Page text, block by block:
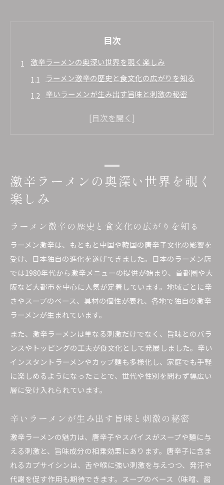
目次
激辛ラーメンの奥深い世界を覗く楽しみ
ラーメン激辛の歴史と食文化の広がりを知る
辛いラーメンが生み出す旨味と刺激の秘密
辛さレベルで楽しむラーメンの多様な世界観
ラーメン激辛を美味しく味わうコツとポイント
辛いラーメンと相性抜群なトッピングの選び方
ラーメンの辛さレベル別おすすめの楽しみ方
話題の激辛インスタントラーメン比較
インスタント激辛ラーメンの人気商品を解説
ラーメン激辛インスタントの辛さレベルを比較
辛いラーメンインスタントの選び方と特徴
激辛カップラーメンの魅力とおすすめポイント
インスタントラーメン激辛の味と香りを徹底比
較
ラーメン好きなら知っておきたい辛さの魅力
ラーメン激辛がもたらす深い刺激と満足感
辛さが際立つラーメンの美味しさの理由
ラーメン激辛を楽しむための味覚のポイント
ラーメンの辛味と旨味のバランスを探る
健康面も押さえた激辛ラーメンの選び方
ラーメン激辛を選ぶ際の健康チェックポイント
激辛ラーメンの奥深い世界を覗く
楽しみ
ラーメン激辛の歴史と食文化の広がりを知る
ラーメン激辛は、もともと中国や韓国の唐辛子文化の影響を
受け、日本独自の進化を遂げてきました。日本のラーメン店
では1980年代から激辛メニューの提供が始まり、首都圏や大
阪など大都市を中心に人気が定着しています。地域ごとに辛
さやスープのベース、具材の個性が表れ、各地で独自の激辛
ラーメンが生まれています。
また、激辛ラーメンは単なる刺激だけでなく、旨味とのバラ
ンスやトッピングの工夫が食文化として発展しました。辛い
インスタントラーメンやカップ麺も多様化し、家庭でも手軽
に楽しめるようになったことで、世代や性別を問わず幅広い
層に受け入れられています。
辛いラーメンが生み出す旨味と刺激の秘密
激辛ラーメンの魅力は、唐辛子やスパイスがスープや麺に与
える刺激と、旨味成分の相乗効果にあります。唐辛子に含ま
れるカプサイシンは、舌や喉に強い刺激を与えつつ、発汗や
代謝を促す作用も期待できます。スープのベース（味噌、醤